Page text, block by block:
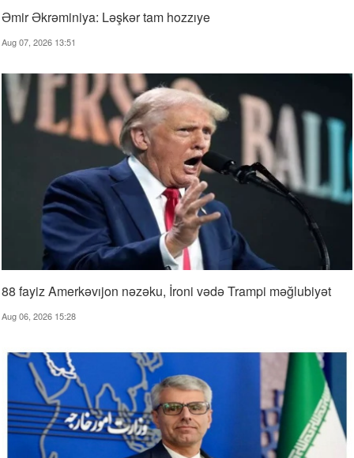
Əmir Əkrəminiya: Ləşkər tam hozzıye
Aug 07, 2026 13:51
88 fayiz Amerkəvıjon nəzəku, İroni vədə Trampi məğlubiyət
Aug 06, 2026 15:28